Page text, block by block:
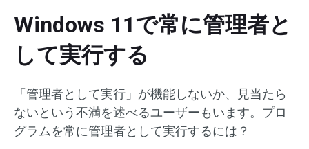
Windows 11で常に管理者と
して実行する
「管理者として実行」が機能しないか、見当たら
ないという不満を述べるユーザーもいます。プロ
グラムを常に管理者として実行するには？